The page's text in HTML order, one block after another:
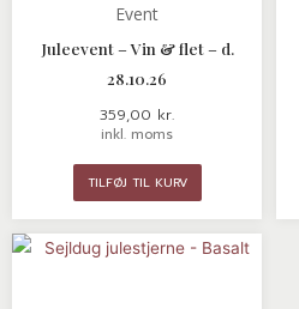
Event
Juleevent – Vin & flet – d.
28.10.26
359,00 kr.
inkl. moms
TILFØJ TIL KURV
Prisinterval:
85,00 kr.
Dette